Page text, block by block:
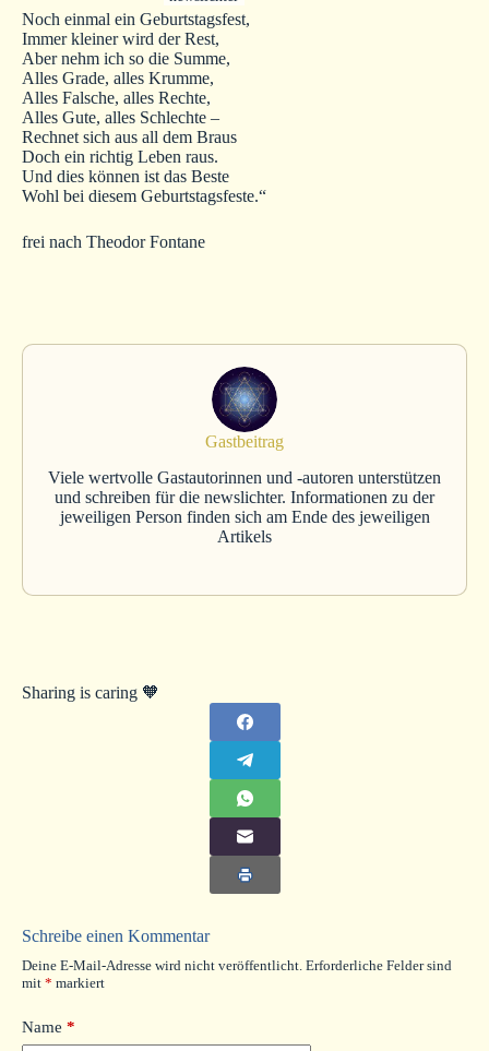
Noch einmal ein Geburtstagsfest,
Immer kleiner wird der Rest,
Aber nehm ich so die Summe,
Alles Grade, alles Krumme,
Alles Falsche, alles Rechte,
Alles Gute, alles Schlechte –
Rechnet sich aus all dem Braus
Doch ein richtig Leben raus.
Und dies können ist das Beste
Wohl bei diesem Geburtstagsfeste.“
frei nach Theodor Fontane
Sharing is caring 🧡
Gastbeitrag
Viele wertvolle Gastautorinnen und -autoren unterstützen
und schreiben für die newslichter. Informationen zu der
jeweiligen Person finden sich am Ende des jeweiligen
Artikels
Schreibe einen Kommentar
Deine E-Mail-Adresse wird nicht veröffentlicht. Erforderliche Felder sind
mit * markiert
Name *